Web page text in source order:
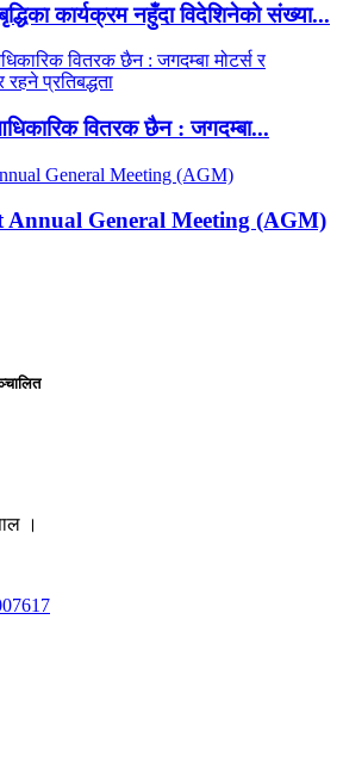
कार्यक्रम नहुँदा विदेशिनेको संख्या...
वितरक छैन : जगदम्बा...
Annual General Meeting (AGM)
।